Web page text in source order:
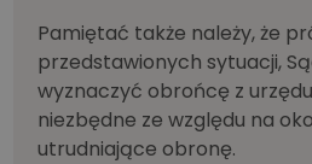
Pamiętać także należy, że
przedstawionych sytuacji,
wyznaczyć obrońcę z
niezbędne ze względu na
utrudniające obronę.